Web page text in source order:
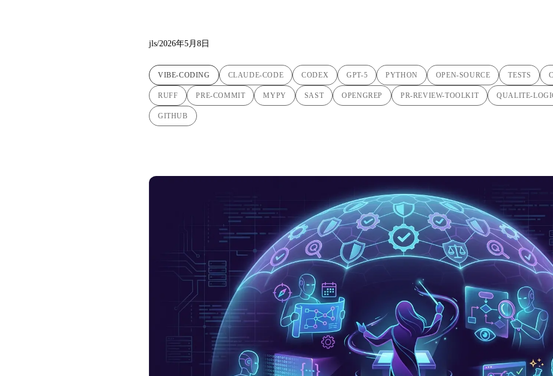
jls/2026年5月8日
VIBE-CODING CLAUDE-CODE CODEX GPT-5 PYTHON OPEN-SOURCE TESTS
RUFF PRE-COMMIT MYPY SAST OPENGREP PR-REVIEW-TOOLKIT QUALITE-
GITHUB